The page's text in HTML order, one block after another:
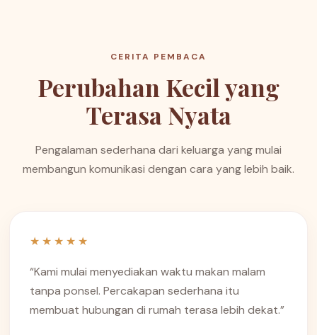
CERITA PEMBACA
Perubahan Kecil yang
Terasa Nyata
Pengalaman sederhana dari keluarga yang mulai
membangun komunikasi dengan cara yang lebih baik.
★★★★★
“Kami mulai menyediakan waktu makan malam
tanpa ponsel. Percakapan sederhana itu
membuat hubungan di rumah terasa lebih dekat.”